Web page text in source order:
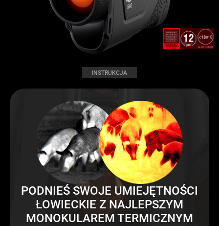
INSTRUKCJA
PODNIEŚ SWOJE UMIEJĘTNOŚCI
ŁOWIECKIE Z NAJLEPSZYM
MONOKULAREM TERMICZNYM